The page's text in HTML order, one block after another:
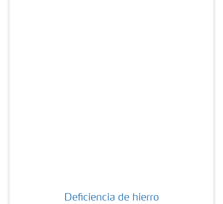
Deficiencia de hierro
Deficiencia de hierro